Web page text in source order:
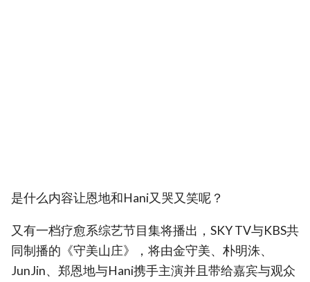
是什么内容让恩地和Hani又哭又笑呢？
又有一档疗愈系综艺节目集将播出，SKY TV与KBS共
同制播的《守美山庄》，将由金守美、朴明洙、
JunJin、郑恩地与Hani携手主演并且带给嘉宾与观众